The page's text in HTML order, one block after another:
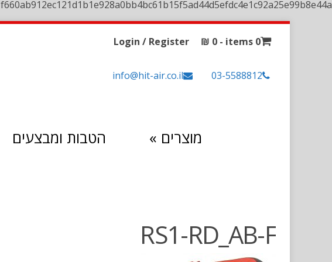
f660ab912ec121d1b1e928a0bb4bc61b15f5ad44d5efdc4e1c92a25e99b8e44a
0 items -
₪ 0
Login / Register
03-5588812
info@hit-air.co.il
הטבות ומבצעים מוצרים »
RS1-RD_AB-F